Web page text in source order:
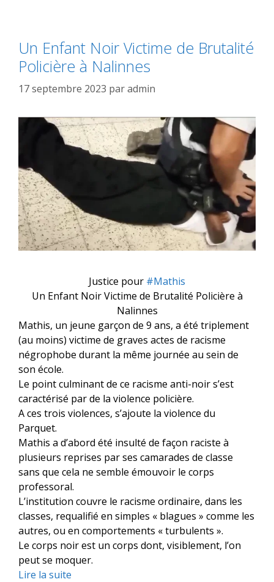
Un Enfant Noir Victime de Brutalité
Policière à Nalinnes
17 septembre 2023 paradmin
Justice pour #Mathis
Un Enfant Noir Victime de Brutalité Policière à
Nalinnes
Mathis, un jeune garçon de 9 ans, a été triplement
(au moins) victime de graves actes de racisme
négrophobe durant la même journée au sein de
son école.
Le point culminant de ce racisme anti-noir s’est
caractérisé par de la violence policière.
A ces trois violences, s’ajoute la violence du
Parquet.
Mathis a d’abord été insulté de façon raciste à
plusieurs reprises par ses camarades de classe
sans que cela ne semble émouvoir le corps
professoral.
L’institution couvre le racisme ordinaire, dans les
classes, requalifié en simples « blagues » comme les
autres, ou en comportements « turbulents ».
Le corps noir est un corps dont, visiblement, l’on
peut se moquer.
Lire la suite